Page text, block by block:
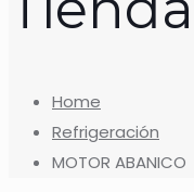
Home
Refrigeración
MOTOR ABANICO